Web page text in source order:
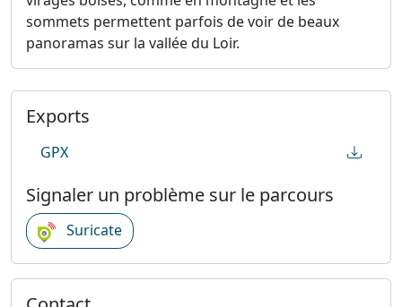
sommets permettent parfois de voir de beaux
panoramas sur la vallée du Loir.
Exports
GPX
Signaler un problème sur le parcours
Suricate